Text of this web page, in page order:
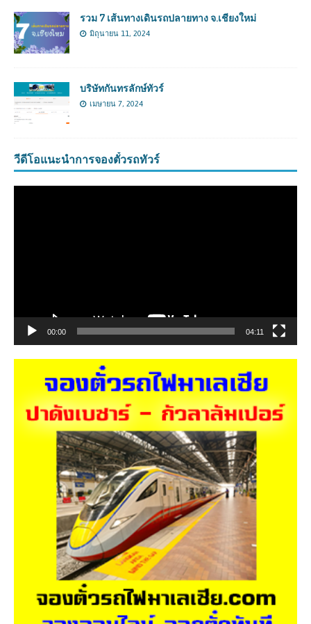
รวม 7 เส้นทางเดินรถปลายทาง จ.เชียงใหม่
มิถุนายน 11, 2024
บริษัทกันทรลักษ์ทัวร์
เมษายน 7, 2024
วีดีโอแนะนำการจองตั๋วรถทัวร์
00:00 04:11